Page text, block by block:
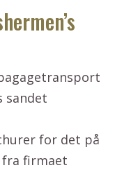
sandet
for det på
firmaet